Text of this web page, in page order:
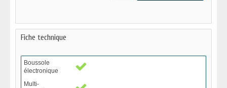
Fiche technique
Boussole
électronique
Multi-